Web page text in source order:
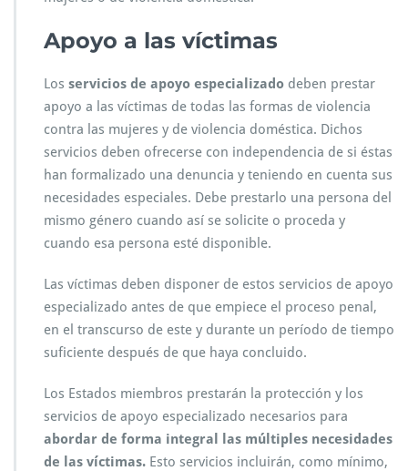
Apoyo a las víctimas
Los servicios de apoyo especializado deben prestar
apoyo a las víctimas de todas las formas de violencia
contra las mujeres y de violencia doméstica. Dichos
servicios deben ofrecerse con independencia de si éstas
han formalizado una denuncia y teniendo en cuenta sus
necesidades especiales. Debe prestarlo una persona del
mismo género cuando así se solicite o proceda y
cuando esa persona esté disponible.
Las víctimas deben disponer de estos servicios de apoyo
especializado antes de que empiece el proceso penal,
en el transcurso de este y durante un período de tiempo
suficiente después de que haya concluido.
Los Estados miembros prestarán la protección y los
servicios de apoyo especializado necesarios para
abordar de forma integral las múltiples necesidades
de las víctimas. Esto servicios incluirán, como mínimo,